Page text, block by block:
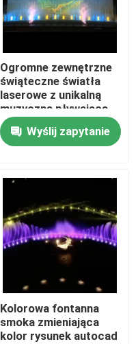
Ogromne zewnętrzne
świąteczne światła
laserowe z unikalną
muzyczną pływającą
fontanną w jeziorze
Wyślij zapytanie
Kolorowa fontanna
smoka zmieniająca
kolor rysunek autocad